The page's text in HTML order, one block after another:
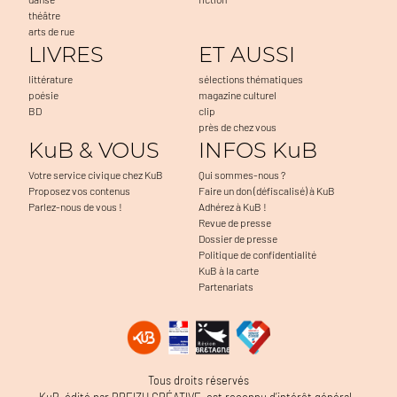
théâtre
arts de rue
LIVRES
littérature
poésie
BD
ET AUSSI
sélections thématiques
magazine culturel
clip
près de chez vous
KuB & VOUS
Votre service civique chez KuB
Proposez vos contenus
Parlez-nous de vous !
INFOS KuB
Qui sommes-nous ?
Faire un don (défiscalisé) à KuB
Adhérez à KuB !
Revue de presse
Dossier de presse
Politique de confidentialité
KuB à la carte
Partenariats
Tous droits réservés
C'est OK pour vous ?